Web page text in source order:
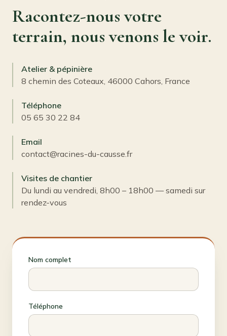
Racontez-nous votre
terrain, nous venons le voir.
Atelier & pépinière
8 chemin des Coteaux, 46000 Cahors, France
Téléphone
05 65 30 22 84
Email
contact@racines-du-causse.fr
Visites de chantier
Du lundi au vendredi, 8h00 – 18h00 — samedi sur
rendez-vous
Nom complet
Téléphone